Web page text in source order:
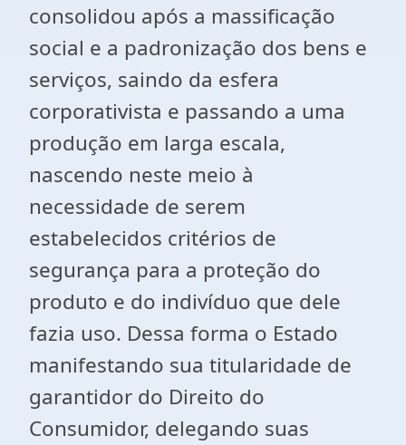
consolidou após a massificação
social e a padronização dos bens e
serviços, saindo da esfera
corporativista e passando a uma
produção em larga escala,
nascendo neste meio à
necessidade de serem
estabelecidos critérios de
segurança para a proteção do
produto e do indivíduo que dele
fazia uso. Dessa forma o Estado
manifestando sua titularidade de
garantidor do Direito do
Consumidor, delegando suas